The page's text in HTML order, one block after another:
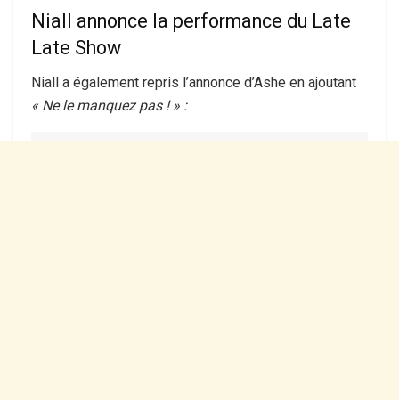
Niall annonce la performance du Late
Late Show
Niall a également repris l’annonce d’Ashe en ajoutant
« Ne le manquez pas ! » :